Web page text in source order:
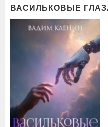
ВАСИЛЬКОВЫЕ